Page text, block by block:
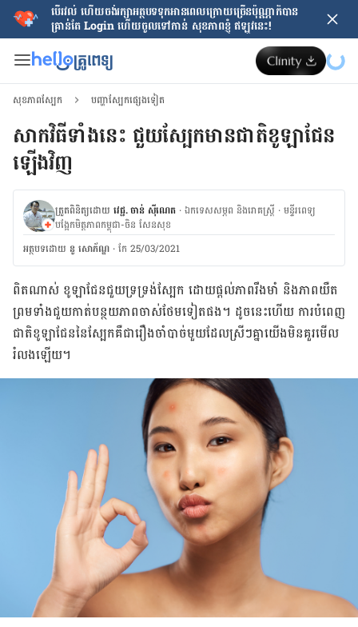
បើរវល់ ហើយចង់​រក្សាអត្ថបទទុកអានពេលក្រោយ​ច្រើនប៉ុណ្ណាក៏បាន
គ្រាន់តែ​ Login ហើយចូលទៅកាន់ សុខភាពខ្ញុំ ឥឡូវនេះ!
សុខភាពស្បែក បញ្ហាស្បែកផ្សេងទៀត
សាក​វិធីទាំង​នេះ​​​​​​​​​​​​​​​​​​​​​​​​​​​​​​​​​​​​​​​​ ជួយស្បែក​មាន​ជាតិ​ខូឡាជែន​
ឡើង​វិញ​
ត្រួតពិនិត្យដោយ វេជ្ជ. ចាន់ ស៊ីណេត ·ឯកទេសសម្ភព និងរោគស្ត្រី ·ម​ន្ទីរពេទ្យ
បង្អែកមិត្តភាពកម្ពុជា-ចិន សែនសុខ
អត្ថបទ​ដោយ នូ សោភ័ណ្ឌ ·កែ 25/03/2021
​ពិត​ណាស់​ ខូឡាជែន​ជួយ​ទ្រទ្រង់​ស្បែក​ ដោយ​ផ្ដល់​ភាព​រឹងមាំ​ និង​​ភាព​យឺត​
ព្រម​ទាំង​ជួយ​កាត់បន្ថយ​​ភាព​ចាស់​ថែម​ទៀត​ផង។​ ដូចនេះ​ហើយ​ ការ​បំពេញ​
ជាតិ​ខូឡាជែន​នៃ​ស្បែក​គឺ​ជា​រឿង​ចាំបាច់​​មួយ​​ដែល​ស្រី​ៗ​គ្នា​យើង​មិន​គួរ​មើល​
រំលង​ឡើយ​។